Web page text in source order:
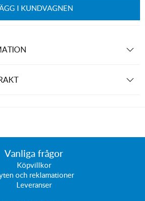
I KUNDVAGNEN
Vanliga frågor
Köpvillkor
och reklamationer
Leveranser